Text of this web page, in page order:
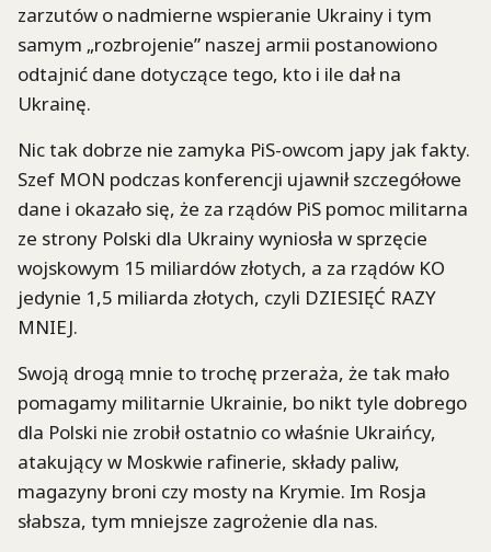
zarzutów o nadmierne wspieranie Ukrainy i tym
samym „rozbrojenie” naszej armii postanowiono
odtajnić dane dotyczące tego, kto i ile dał na
Ukrainę.
Nic tak dobrze nie zamyka PiS-owcom japy jak fakty.
Szef MON podczas konferencji ujawnił szczegółowe
dane i okazało się, że za rządów PiS pomoc militarna
ze strony Polski dla Ukrainy wyniosła w sprzęcie
wojskowym 15 miliardów złotych, a za rządów KO
jedynie 1,5 miliarda złotych, czyli DZIESIĘĆ RAZY
MNIEJ.
Swoją drogą mnie to trochę przeraża, że tak mało
pomagamy militarnie Ukrainie, bo nikt tyle dobrego
dla Polski nie zrobił ostatnio co właśnie Ukraińcy,
atakujący w Moskwie rafinerie, składy paliw,
magazyny broni czy mosty na Krymie. Im Rosja
słabsza, tym mniejsze zagrożenie dla nas.